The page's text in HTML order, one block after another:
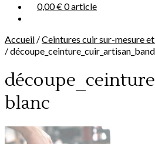
0,00 €0 article
Accueil /Ceintures cuir sur-mesure
/
blanc